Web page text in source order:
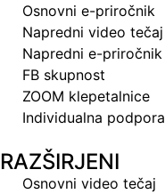
Osnovni e-priročnik
Napredni video tečaj
Napredni e-priročnik
FB skupnost
ZOOM klepetalnice
Individualna podpora
RAZŠIRJENI
Osnovni video tečaj